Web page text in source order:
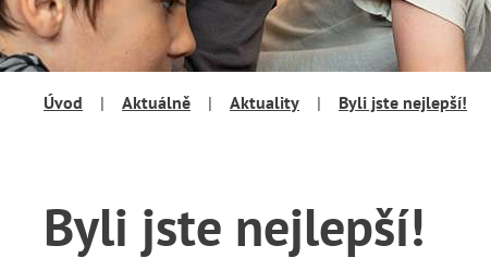
Úvod | Aktuálně | Aktuality | Byli jste nejlepší!
Byli jste nejlepší!